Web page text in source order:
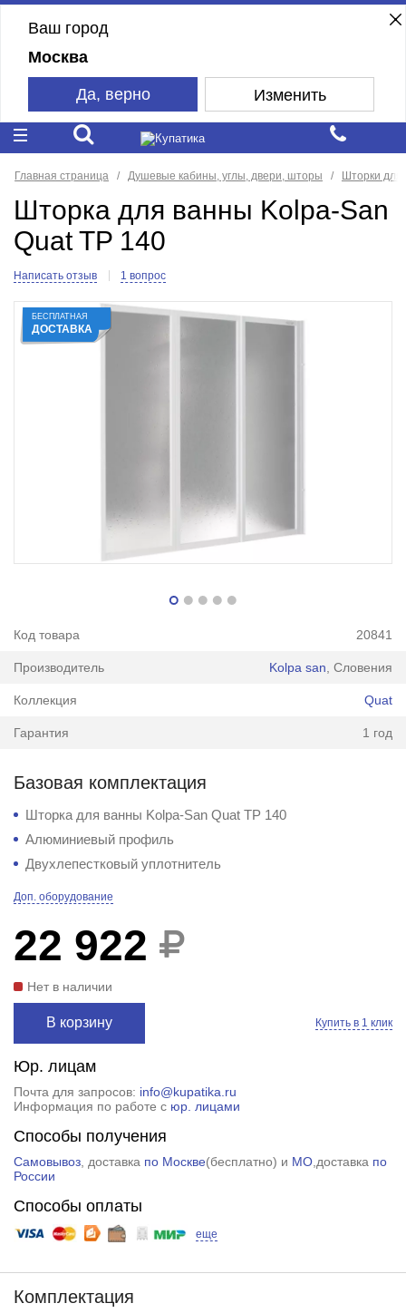
Ваш город
Москва
Да, верно Изменить
Главная страница Душевые кабины, углы, двери, шторы Шторки для
Шторка для ванны Kolpa-San
Quat TP 140
Написать отзыв 1 вопрос
БЕСПЛАТНАЯ
ДОСТАВКА
Код товара 20841
Производитель Kolpa san , Словения
Коллекция Quat
Гарантия 1 год
Базовая комплектация
Шторка для ванны Kolpa-San Quat TP 140
Алюминиевый профиль
Двухлепестковый уплотнитель
Доп. оборудование
22 922
Нет в наличии
В корзину Купить в 1 клик
Юр. лицам
Почта для запросов: info@kupatika.ru
Информация по работе с юр. лицами
Способы получения
Самовывоз, доставка по Москве(бесплатно) и МО,доставка по
России
Способы оплаты
еще
Комплектация